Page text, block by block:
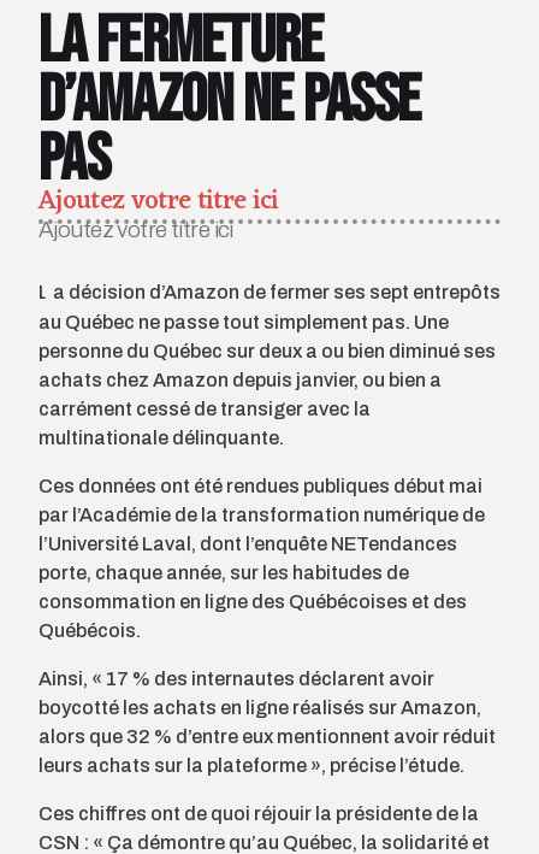
La fermeture
d’Amazon ne passe
pas
Ajoutez votre titre ici
Ajoutez votre titre ici
La décision d’Amazon de fermer ses sept entrepôts
au Québec ne passe tout simplement pas. Une
personne du Québec sur deux a ou bien diminué ses
achats chez Amazon depuis janvier, ou bien a
carrément cessé de transiger avec la
multinationale délinquante.
Ces données ont été rendues publiques début mai
par l’Académie de la transformation numérique de
l’Université Laval, dont l’enquête NETendances
porte, chaque année, sur les habitudes de
consommation en ligne des Québécoises et des
Québécois.
Ainsi, « 17 % des internautes déclarent avoir
boycotté les achats en ligne réalisés sur Amazon,
alors que 32 % d’entre eux mentionnent avoir réduit
leurs achats sur la plateforme », précise l’étude.
Ces chiffres ont de quoi réjouir la présidente de la
CSN : « Ça démontre qu’au Québec, la solidarité et